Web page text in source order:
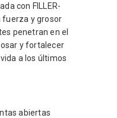
con FILLER-
fuerza y grosor
penetran en el
y fortalecer
a los últimos
abiertas